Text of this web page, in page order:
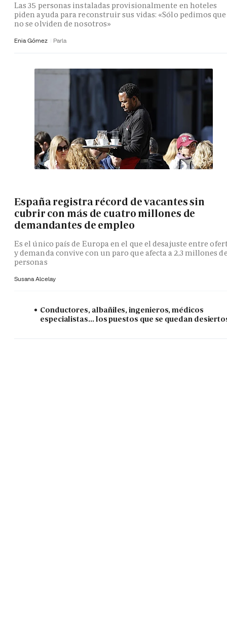
Las 35 personas instaladas provisionalmente en hoteles
piden ayuda para reconstruir sus vidas: «Sólo pedimos que
no se olviden de nosotros»
Enia Gómez Parla
España registra récord de vacantes sin
cubrir con más de cuatro millones de
demandantes de empleo
Es el único país de Europa en el que el desajuste entre
y demanda convive con un paro que afecta a 2,3 millones
personas
Susana Alcelay
Conductores, albañiles, ingenieros, médicos
especialistas... los puestos que se quedan